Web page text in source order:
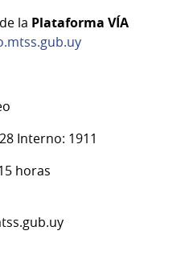
la Plataforma VÍA
Interno: 1911
horas